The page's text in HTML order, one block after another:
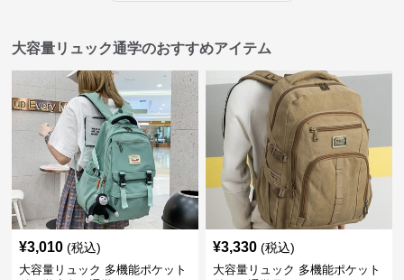
大容量リュック通学のおすすめアイテム
¥3,010 (税込)
大容量リュック 多機能ポケット
¥3,330 (税込)
大容量リュック 多機能ポケット